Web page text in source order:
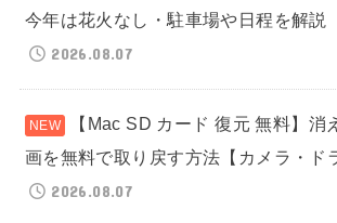
今年は花火なし・駐車場や日程を解説
2026.08.07
【Mac SD カード 復元 無料】消
画を無料で取り戻す方法【カメラ・ド
2026.08.07